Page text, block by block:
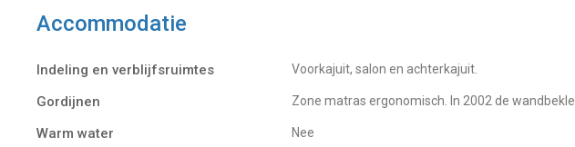
Accommodatie
Indeling en verblijfsruimtes Voorkajuit, salon en achterkajuit.
Gordijnen Zone matras ergonomisch. In 2002 de
Warm water Nee